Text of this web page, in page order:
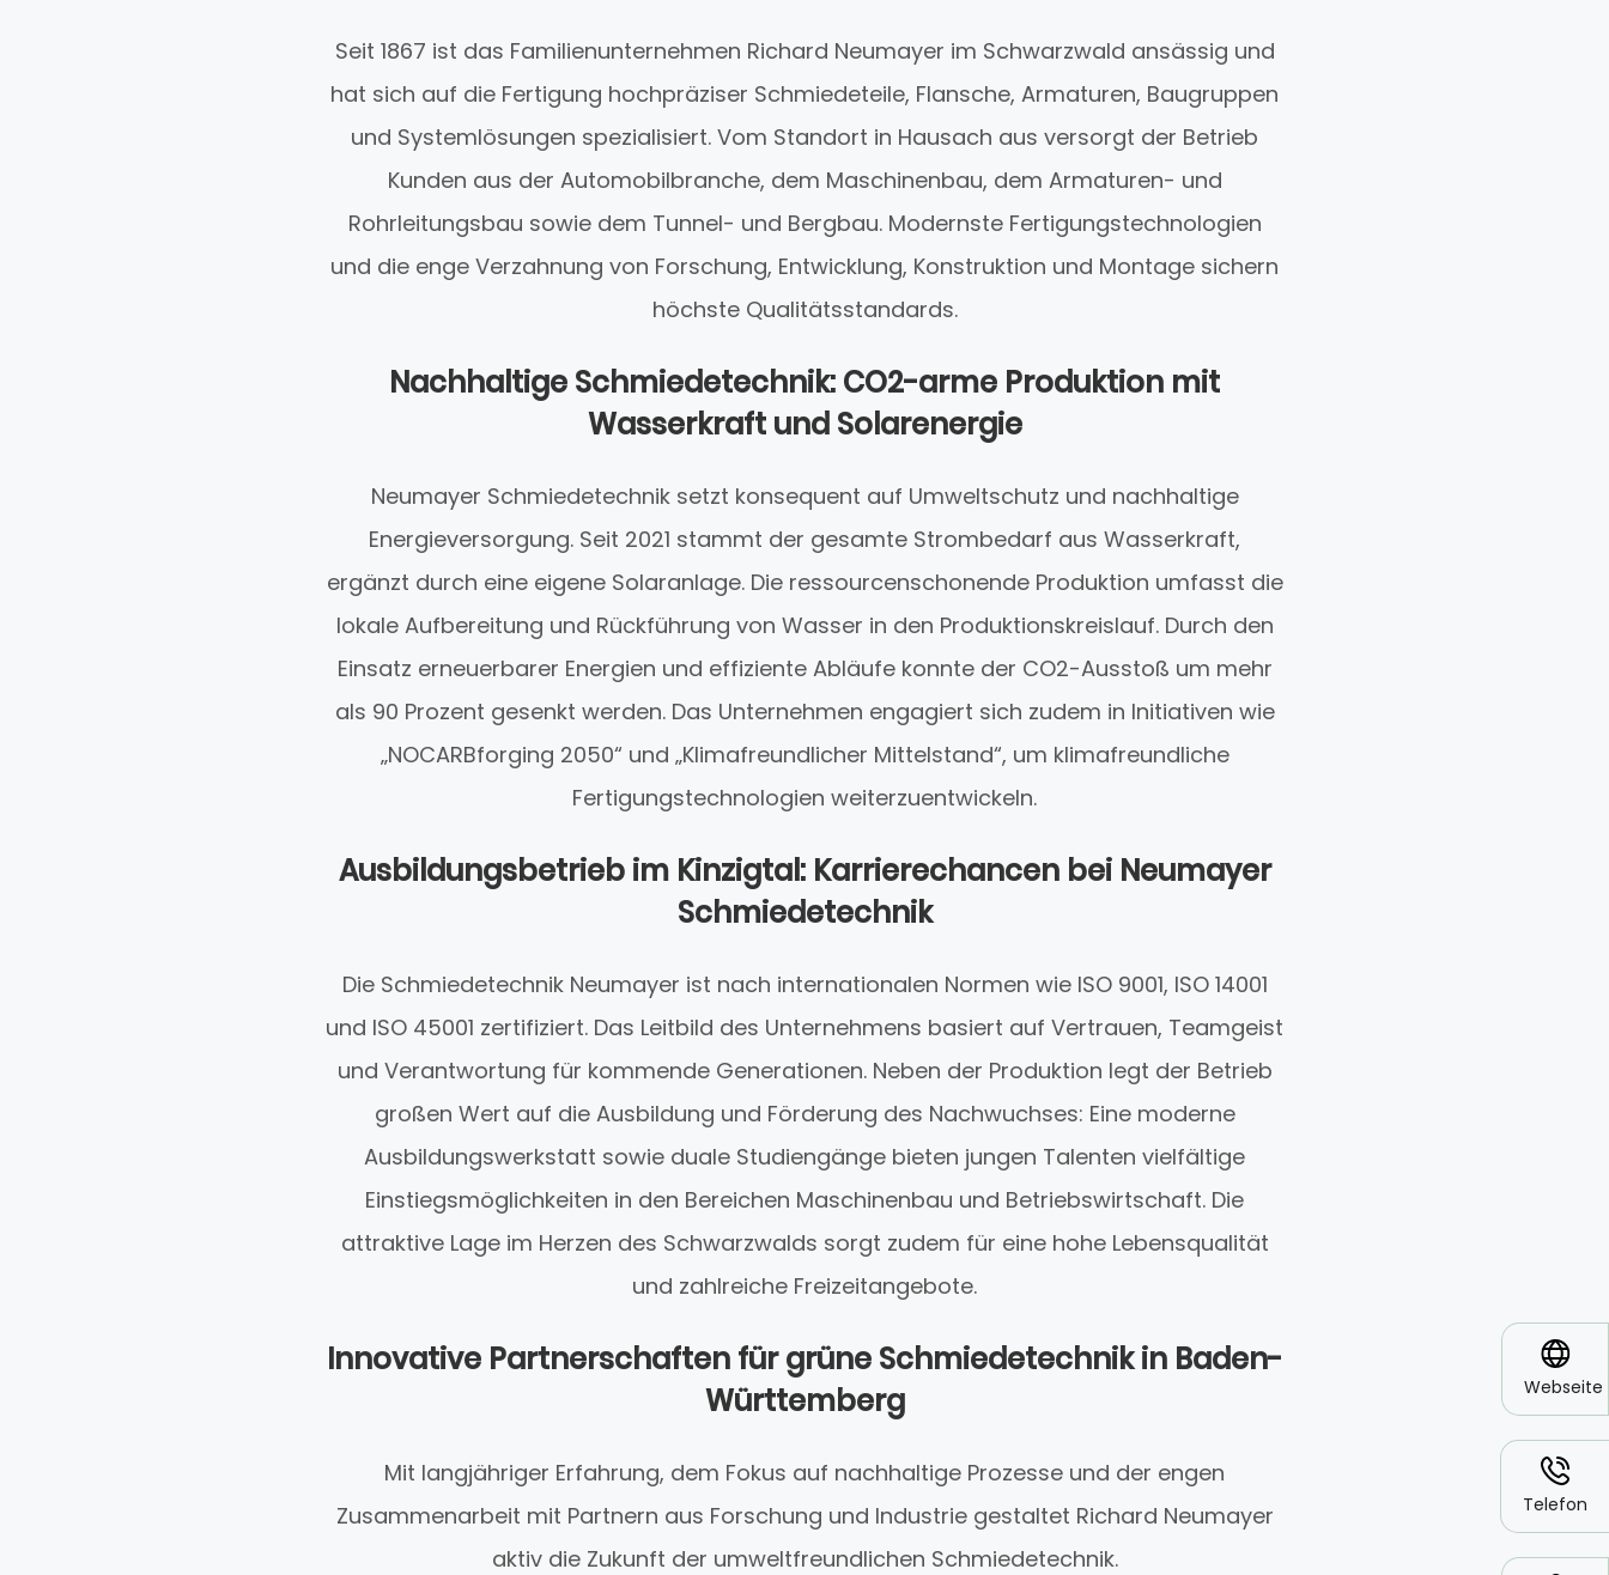
Webseite
Telefon
Seit 1867 ist das Familienunternehmen Richard Neumayer im Schwarzwald ansässig und
hat sich auf die Fertigung hochpräziser Schmiedeteile, Flansche, Armaturen, Baugruppen
und Systemlösungen spezialisiert. Vom Standort in Hausach aus versorgt der Betrieb
Kunden aus der Automobilbranche, dem Maschinenbau, dem Armaturen- und
Rohrleitungsbau sowie dem Tunnel- und Bergbau. Modernste Fertigungstechnologien
und die enge Verzahnung von Forschung, Entwicklung, Konstruktion und Montage sichern
höchste Qualitätsstandards.
Nachhaltige Schmiedetechnik: CO2-arme Produktion mit
Wasserkraft und Solarenergie
Neumayer Schmiedetechnik setzt konsequent auf Umweltschutz und nachhaltige
Energieversorgung. Seit 2021 stammt der gesamte Strombedarf aus Wasserkraft,
ergänzt durch eine eigene Solaranlage. Die ressourcenschonende Produktion umfasst die
lokale Aufbereitung und Rückführung von Wasser in den Produktionskreislauf. Durch den
Einsatz erneuerbarer Energien und effiziente Abläufe konnte der CO2-Ausstoß um mehr
als 90 Prozent gesenkt werden. Das Unternehmen engagiert sich zudem in Initiativen wie
„NOCARBforging 2050“ und „Klimafreundlicher Mittelstand“, um klimafreundliche
Fertigungstechnologien weiterzuentwickeln.
Ausbildungsbetrieb im Kinzigtal: Karrierechancen bei Neumayer
Schmiedetechnik
Die Schmiedetechnik Neumayer ist nach internationalen Normen wie ISO 9001, ISO 14001
und ISO 45001 zertifiziert. Das Leitbild des Unternehmens basiert auf Vertrauen, Teamgeist
und Verantwortung für kommende Generationen. Neben der Produktion legt der Betrieb
großen Wert auf die Ausbildung und Förderung des Nachwuchses: Eine moderne
Ausbildungswerkstatt sowie duale Studiengänge bieten jungen Talenten vielfältige
Einstiegsmöglichkeiten in den Bereichen Maschinenbau und Betriebswirtschaft. Die
attraktive Lage im Herzen des Schwarzwalds sorgt zudem für eine hohe Lebensqualität
und zahlreiche Freizeitangebote.
Innovative Partnerschaften für grüne Schmiedetechnik in Baden-
Württemberg
Mit langjähriger Erfahrung, dem Fokus auf nachhaltige Prozesse und der engen
Zusammenarbeit mit Partnern aus Forschung und Industrie gestaltet Richard Neumayer
aktiv die Zukunft der umweltfreundlichen Schmiedetechnik.